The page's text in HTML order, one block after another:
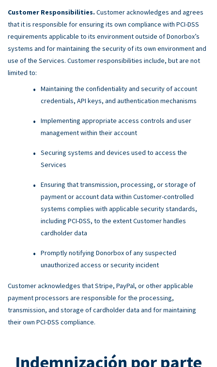
Customer Responsibilities. Customer acknowledges and agrees
that it is responsible for ensuring its own compliance with PCI-DSS
requirements applicable to its environment outside of Donorbox’s
systems and for maintaining the security of its own environment and
use of the Services. Customer responsibilities include, but are not
limited to:
Maintaining the confidentiality and security of account
credentials, API keys, and authentication mechanisms
Implementing appropriate access controls and user
management within their account
Securing systems and devices used to access the
Services
Ensuring that transmission, processing, or storage of
payment or account data within Customer-controlled
systems complies with applicable security standards,
including PCI-DSS, to the extent Customer handles
cardholder data
Promptly notifying Donorbox of any suspected
unauthorized access or security incident
Customer acknowledges that Stripe, PayPal, or other applicable
payment processors are responsible for the processing,
transmission, and storage of cardholder data and for maintaining
their own PCI-DSS compliance.
Indemnización por parte